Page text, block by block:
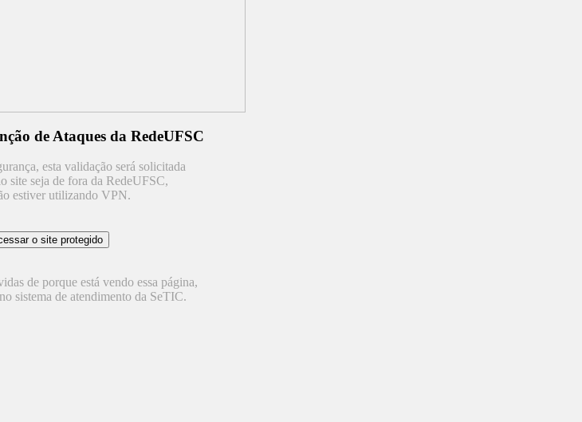
de Ataques da RedeUFSC
esta validação será solicitada
site seja de fora da RedeUFSC,
estiver utilizando VPN.
de porque está vendo essa página,
sistema de atendimento da SeTIC.